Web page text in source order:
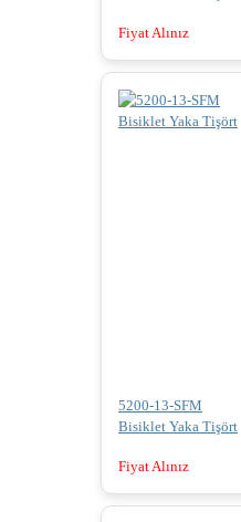
Fiyat Alınız
5200-13-SFM
Bisiklet Yaka Tişört
Fiyat Alınız